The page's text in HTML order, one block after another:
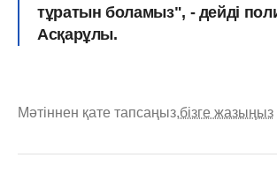
тұратын боламыз", - дейді
Асқарұлы.
Мәтіннен қате тапсаңыз,бізге жазыңыз